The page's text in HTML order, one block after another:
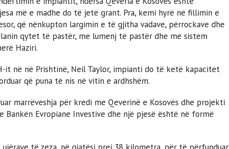
më e madhe do të jetë grant. Pra, kemi hyrë në fillimin e
që nënkupton largimin e të gjitha vadave, përrockave dhe
qytet të pastër, me lumenj të pastër dhe me sistem
Haziri.
it në në Prishtinë, Neil Taylor, impianti do të ketë kapacitet
që puna të nis në vitin e ardhshëm.
marrëveshja për kredi me Qeverinë e Kosovës dhe projekti
Bankën Evropiane Investive dhe një pjesë është në formë